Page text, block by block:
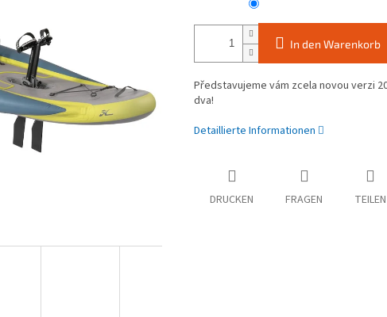
In den Warenkorb
Představujeme vám zcela novou verzi
dva!
Detaillierte Informationen
DRUCKEN FRAGEN TEILEN